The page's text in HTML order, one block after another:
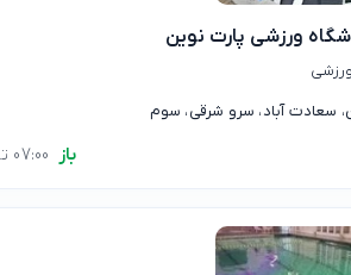
ورزشی پارت نوین
سعادت آباد، سرو شرقی، سوم
باز